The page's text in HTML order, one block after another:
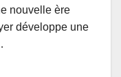
nouvelle ère
développe une